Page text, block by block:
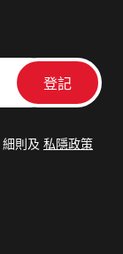
細則及 私隱政策